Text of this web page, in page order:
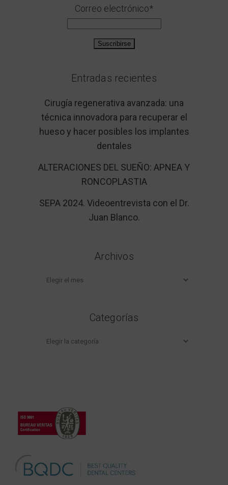
Correo electrónico*
Entradas recientes
Cirugía regenerativa avanzada: una
técnica innovadora para recuperar el
hueso y hacer posibles los implantes
dentales
ALTERACIONES DEL SUEÑO: APNEA Y
RONCOPLASTIA
SEPA 2024. Videoentrevista con el Dr.
Juan Blanco.
Archivos
Archivos
Categorías
Categorías